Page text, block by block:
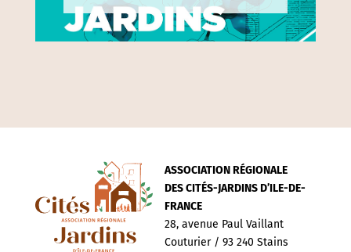
ASSOCIATION RÉGIONALE
DES CITÉS-JARDINS D’ILE-DE-
FRANCE
28, avenue Paul Vaillant
Couturier / 93 240 Stains